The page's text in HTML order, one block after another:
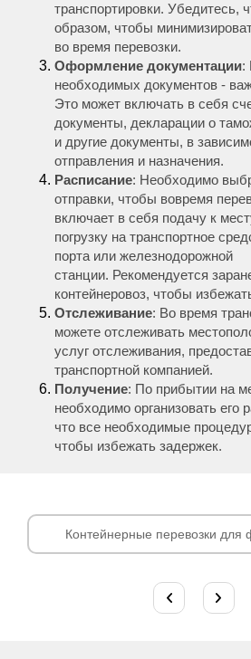
транспортировки. Убедитесь,
образом, чтобы
во время перевозки.
Оформление документации:
необходимых документов -
Это может включать в себя
документы, декларации о
и другие документы, в
отправления и назначения.
Расписание: Необходимо
отправки, чтобы вовремя
включает в себя подачу к
погрузку на транспортное
порта или железнодорожной
станции. Рекомендуется
контейнеровоз, чтобы
Отслеживание: Во время
можете отслеживать
услуг отслеживания,
транспортной компанией.
Получение: По прибытии на
необходимо организовать его
что все необходимые
чтобы избежать задержек.
Контейнерные перевозки для